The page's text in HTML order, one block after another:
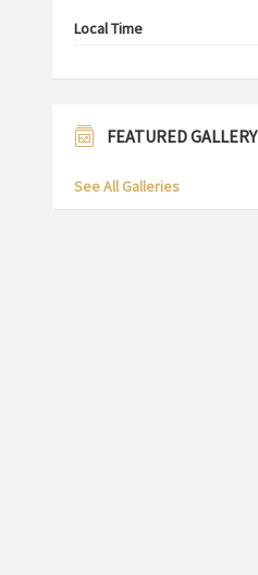
Local Time
FEATURED GALLERY
See All Galleries